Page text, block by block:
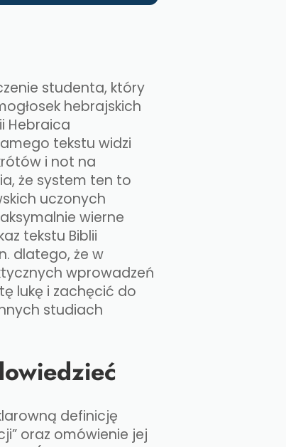
studenta, który
hebrajskich
Hebraica
tekstu widzi
i not na
że system ten to
uczonych
wierne
tekstu Biblii
dlatego, że w
wprowadzeń
lukę i zachęcić do
studiach
definicję
oraz omówienie jej